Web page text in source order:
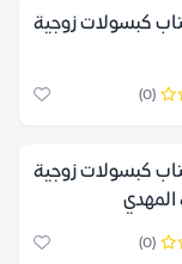
كبسولات زوجية
(0)
كبسولات زوجية
(0)